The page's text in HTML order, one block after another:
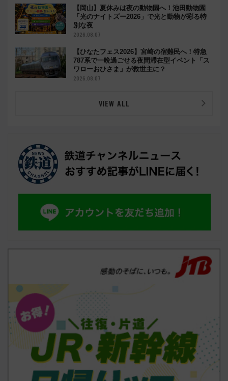
【岡山】夏休みは夜の動物園へ！池田動物園
「光のナイトズー2026」で光と動物が彩る特
別な夜
2026.08.07
【ひなたフェス2026】宮崎の宿難民へ！特急
787系で一晩過ごせる夜間滞在型イベント「ス
ワローおひさま」が救世主に？
2026.08.07
VIEW ALL